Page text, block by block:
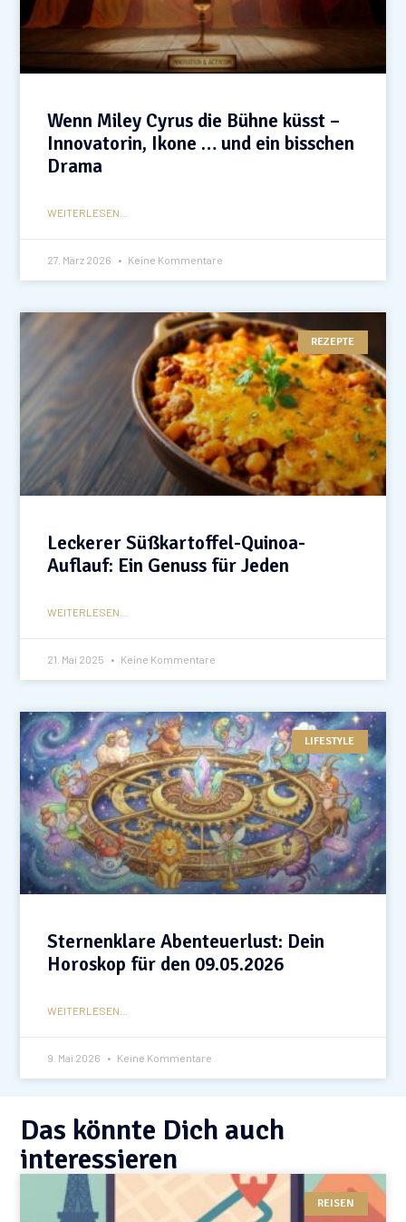
Wenn Miley Cyrus die Bühne küsst –
Innovatorin, Ikone … und ein bisschen
Drama
WEITERLESEN...
27. März 2026 Keine Kommentare
REZEPTE
Leckerer Süßkartoffel-Quinoa-
Auflauf: Ein Genuss für Jeden
WEITERLESEN...
21. Mai 2025 Keine Kommentare
LIFESTYLE
Sternenklare Abenteuerlust: Dein
Horoskop für den 09.05.2026
WEITERLESEN...
9. Mai 2026 Keine Kommentare
Das könnte Dich auch
interessieren
REISEN